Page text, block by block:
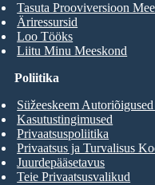
Tasuta Prooviversioon
Äriressursid
Loo Tööks
Liitu Minu Meeskond
Poliitika
Süžeeskeem
Kasutustingimused
Privaatsuspoliitika
Privaatsus ja Turvalisus
Juurdepääsetavus
Teie Privaatsusvalikud